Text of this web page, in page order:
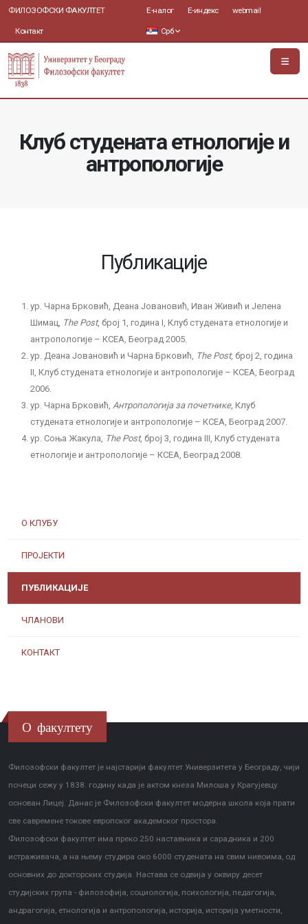
ФИЛОЗОФСКИ ФАКУЛТЕТ
Контакт
Е-налог Е-индекс webmail
Срб
Клуб студената етнологије и
антропологије
О КЛУБУ
ПРОЈЕКТИ
ПУБЛИКАЦИЈЕ
ЧЛАНОВИ
КОНТАКТ
Публикације
ур. Чарна Брковић, Деана Јовановић, Иван Живић и Јелена
Шимац, The Post, број 1, година I, Клуб студената етнологије и
антропологије – КСЕА, Београд 2005.
ур. Деана Јовановић и Чарна Брковић, The Post, број 2, година
II, Клуб студената етнологије и антропологије – КСЕА, Београд
2006.
ур. Чарна Брковић, Антропологија за почетнике, Клуб
студената етнологије и антропологије – КСЕА, Београд 2007.
ур. Соња Жакула, The Post, број 3, година III, Клуб студената
етнологије и антропологије – КСЕА, Београд 2008.
О факултету
Филозофски факултет је најстарији факултет Универзитета у Београду, чији
почеци сежу у 1838. годину када је актом кнеза Милоша у Крагујевцу
основан Лицеј. Данас је Филозофски факултет модерна школа која прати
све савремене токове европског академског простора.
Филозофски факултет има преко 250 наставника и сарадника и 200
истраживача, а на њему студира око 6000 студената на свим нивоима, од
основних до докторских студија. Настава се одвија у оквиру десет
студијских група - филозофија, социологија, психологија, педагогија,
андрагогија, етнологија и антропологија, историја, историја уметности,